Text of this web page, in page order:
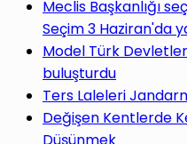
Meclis Başkanlığı
Seçim 3 Haziran'da
Model Türk
buluşturdu
Ters Laleleri
Değişen Kentlerde